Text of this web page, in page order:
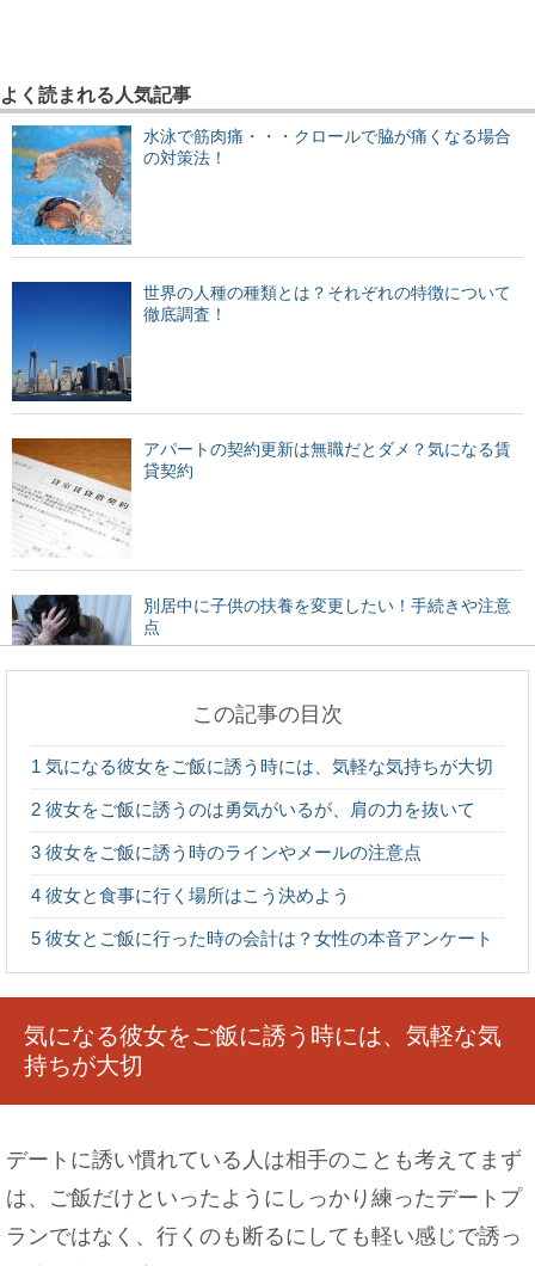
よく読まれる人気記事
水泳で筋肉痛・・・クロールで脇が痛くなる場合
の対策法！
世界の人種の種類とは？それぞれの特徴について
徹底調査！
アパートの契約更新は無職だとダメ？気になる賃
貸契約
別居中に子供の扶養を変更したい！手続きや注意
点
領収書を手書きにすべきかパソコンにすべきかで
彼女の言葉がきつい！気の強い女性の特徴とは
色白の女性がモテるのはなぜ？色白女性の魅力に
ついて
この記事の目次
1 気になる彼女をご飯に誘う時には、気軽な気持ちが大切
2 彼女をご飯に誘うのは勇気がいるが、肩の力を抜いて
3 彼女をご飯に誘う時のラインやメールの注意点
4 彼女と食事に行く場所はこう決めよう
5 彼女とご飯に行った時の会計は？女性の本音アンケート
気になる彼女をご飯に誘う時には、気軽な気
持ちが大切
デートに誘い慣れている人は相手のことも考えてまず
は、ご飯だけといったようにしっかり練ったデートプ
ランではなく、行くのも断るにしても軽い感じで誘っ